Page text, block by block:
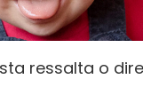
ressalta o